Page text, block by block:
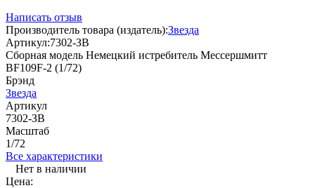
Написать отзыв
Производитель товара (издатель):Звезда
Артикул:7302-ЗВ
Сборная модель Немецкий истребитель Мессершмитт
BF109F-2 (1/72)
Брэнд
Звезда
Артикул
7302-ЗВ
Масштаб
1/72
Все характеристики
Нет в наличии
Цена: